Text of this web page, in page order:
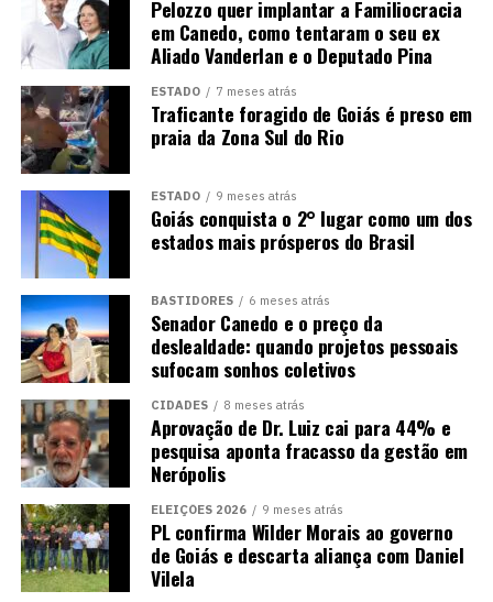
Pelozzo quer implantar a Familiocracia
em Canedo, como tentaram o seu ex
Aliado Vanderlan e o Deputado Pina
ESTADO 7 meses atrás
Traficante foragido de Goiás é preso em
praia da Zona Sul do Rio
ESTADO 9 meses atrás
Goiás conquista o 2° lugar como um dos
estados mais prósperos do Brasil
BASTIDORES 6 meses atrás
Senador Canedo e o preço da
deslealdade: quando projetos pessoais
sufocam sonhos coletivos
CIDADES 8 meses atrás
Aprovação de Dr. Luiz cai para 44% e
pesquisa aponta fracasso da gestão em
Nerópolis
ELEIÇÕES 2026 9 meses atrás
PL confirma Wilder Morais ao governo
de Goiás e descarta aliança com Daniel
Vilela